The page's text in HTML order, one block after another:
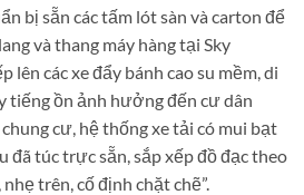
bị sẵn các tấm lót sàn và carton để
và thang máy hàng tại Sky
lên các xe đẩy bánh cao su mềm, di
tiếng ồn ảnh hưởng đến cư dân
cư, hệ thống xe tải có mui bạt
đã túc trực sẵn, sắp xếp đồ đạc theo
trên, cố định chặt chẽ”.